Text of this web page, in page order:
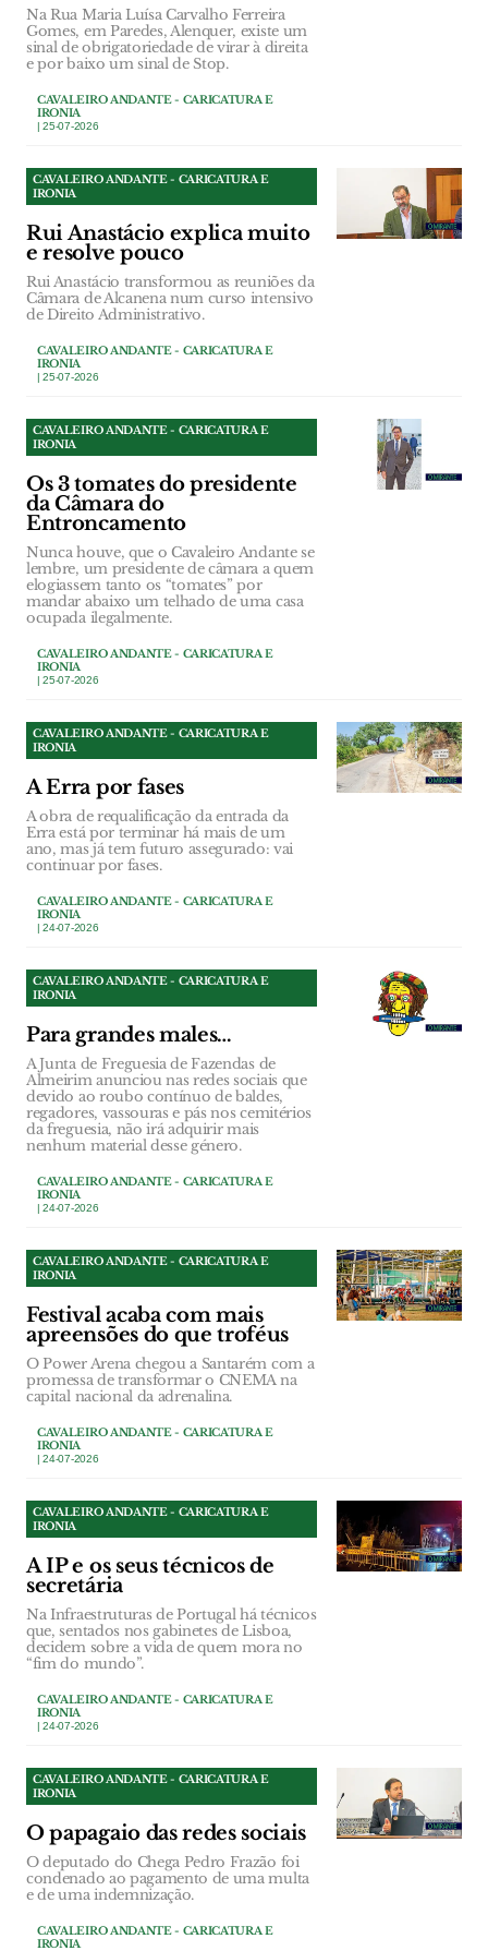
Na Rua Maria Luísa Carvalho Ferreira
Gomes, em Paredes, Alenquer, existe um
sinal de obrigatoriedade de virar à direita
e por baixo um sinal de Stop.
CAVALEIRO ANDANTE - CARICATURA E
IRONIA
| 25-07-2026
CAVALEIRO ANDANTE - CARICATURA E
IRONIA
Rui Anastácio explica muito
e resolve pouco
Rui Anastácio transformou as reuniões da
Câmara de Alcanena num curso intensivo
de Direito Administrativo.
CAVALEIRO ANDANTE - CARICATURA E
IRONIA
| 25-07-2026
CAVALEIRO ANDANTE - CARICATURA E
IRONIA
Os 3 tomates do presidente
da Câmara do
Entroncamento
Nunca houve, que o Cavaleiro Andante se
lembre, um presidente de câmara a quem
elogiassem tanto os “tomates” por
mandar abaixo um telhado de uma casa
ocupada ilegalmente.
CAVALEIRO ANDANTE - CARICATURA E
IRONIA
| 25-07-2026
CAVALEIRO ANDANTE - CARICATURA E
IRONIA
A Erra por fases
A obra de requalificação da entrada da
Erra está por terminar há mais de um
ano, mas já tem futuro assegurado: vai
continuar por fases.
CAVALEIRO ANDANTE - CARICATURA E
IRONIA
| 24-07-2026
CAVALEIRO ANDANTE - CARICATURA E
IRONIA
Para grandes males…
A Junta de Freguesia de Fazendas de
Almeirim anunciou nas redes sociais que
devido ao roubo contínuo de baldes,
regadores, vassouras e pás nos cemitérios
da freguesia, não irá adquirir mais
nenhum material desse género.
CAVALEIRO ANDANTE - CARICATURA E
IRONIA
| 24-07-2026
CAVALEIRO ANDANTE - CARICATURA E
IRONIA
Festival acaba com mais
apreensões do que troféus
O Power Arena chegou a Santarém com a
promessa de transformar o CNEMA na
capital nacional da adrenalina.
CAVALEIRO ANDANTE - CARICATURA E
IRONIA
| 24-07-2026
CAVALEIRO ANDANTE - CARICATURA E
IRONIA
A IP e os seus técnicos de
secretária
Na Infraestruturas de Portugal há técnicos
que, sentados nos gabinetes de Lisboa,
decidem sobre a vida de quem mora no
“fim do mundo”.
CAVALEIRO ANDANTE - CARICATURA E
IRONIA
| 24-07-2026
CAVALEIRO ANDANTE - CARICATURA E
IRONIA
O papagaio das redes sociais
O deputado do Chega Pedro Frazão foi
condenado ao pagamento de uma multa
e de uma indemnização.
CAVALEIRO ANDANTE - CARICATURA E
IRONIA